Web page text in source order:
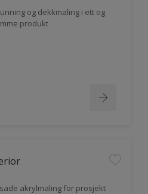
og dekkmaling i ett og
produkt
akrylmaling for prosjekt